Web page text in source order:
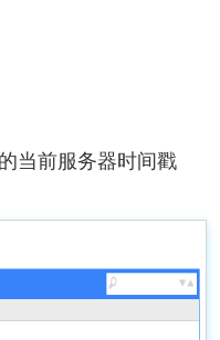
当前服务器时间戳